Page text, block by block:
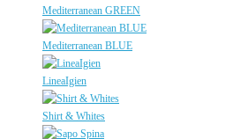
Mediterranean GREEN
Mediterranean BLUE
LineaIgien
Shirt & Whites